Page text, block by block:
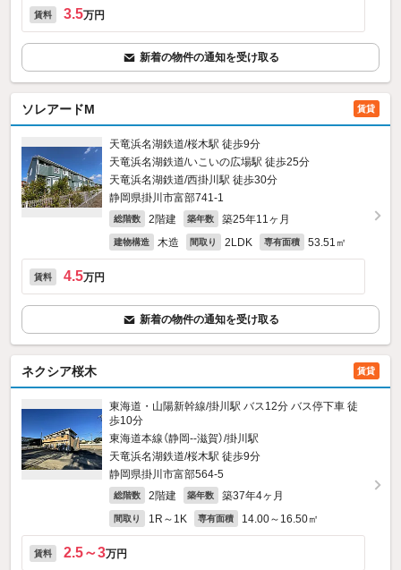
賃料 3.5万円
新着の物件の通知を受け取る
ソレアードM 賃貸
天竜浜名湖鉄道/桜木駅 徒歩9分
天竜浜名湖鉄道/いこいの広場駅 徒歩25分
天竜浜名湖鉄道/西掛川駅 徒歩30分
静岡県掛川市富部741‐1
総階数 2階建 築年数 築25年11ヶ月
建物構造 木造 間取り 2LDK 専有面積 53.51㎡
賃料 4.5万円
新着の物件の通知を受け取る
ネクシア桜木 賃貸
東海道・山陽新幹線/掛川駅 バス12分 バス停下車 徒
歩10分
東海道本線（静岡--滋賀）/掛川駅
天竜浜名湖鉄道/桜木駅 徒歩9分
静岡県掛川市富部564‐5
総階数 2階建 築年数 築37年4ヶ月
間取り 1R～1K 専有面積 14.00～16.50㎡
賃料 2.5～3万円